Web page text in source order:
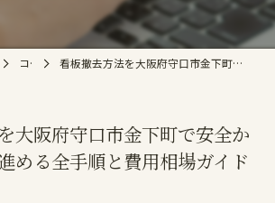
コラム 看板撤去方法を大阪府守口市金下町で安全かつ適正価格で進める全手順と費用相場ガイド
大阪府守口市金下町で安全か
める全手順と費用相場ガイド